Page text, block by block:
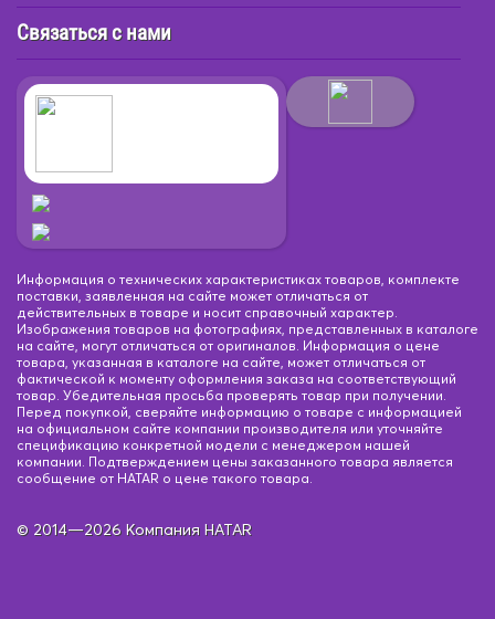
Связаться с нами
Информация о технических характеристиках товаров, комплекте
поставки, заявленная на сайте может отличаться от
действительных в товаре и носит справочный характер.
Изображения товаров на фотографиях, представленных в каталоге
на сайте, могут отличаться от оригиналов. Информация о цене
товара, указанная в каталоге на сайте, может отличаться от
фактической к моменту оформления заказа на соответствующий
товар. Убедительная просьба проверять товар при получении.
Перед покупкой, сверяйте информацию о товаре с информацией
на официальном сайте компании производителя или уточняйте
спецификацию конкретной модели с менеджером нашей
компании. Подтверждением цены заказанного товара является
сообщение от HATAR о цене такого товара.
© 2014—2026 Компания HATAR